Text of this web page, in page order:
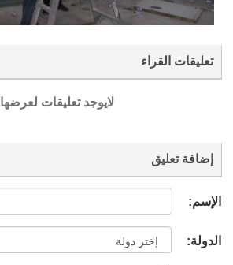
تعليقات القراء
لايوجد تعليقات لعرضها
إضافة تعليق
الإسم:
الدولة: